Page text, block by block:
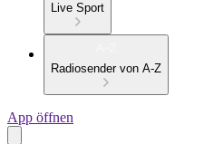
Live Sport
Radiosender von A-Z
App öffnen